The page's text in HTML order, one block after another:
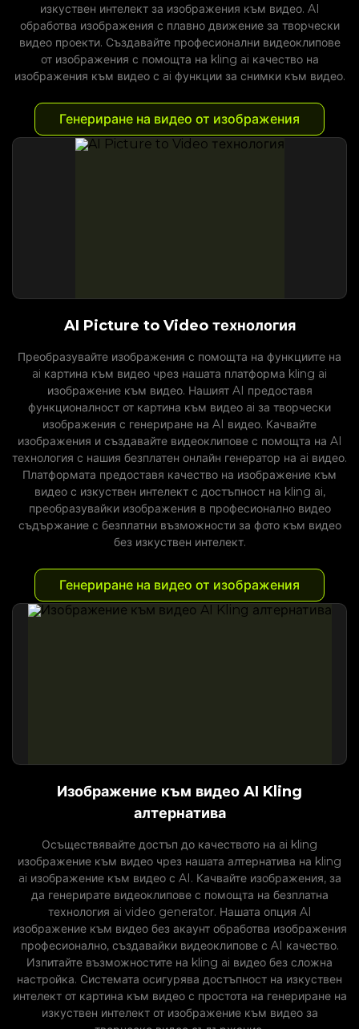
изкуствен интелект за изображения към видео. AI
обработва изображения с плавно движение за творчески
видео проекти. Създавайте професионални видеоклипове
от изображения с помощта на kling ai качество на
изображения към видео с ai функции за снимки към видео.
Генериране на видео от изображения
AI Picture to Video технология
Преобразувайте изображения с помощта на функциите на
ai картина към видео чрез нашата платформа kling ai
изображение към видео. Нашият AI предоставя
функционалност от картина към видео ai за творчески
изображения с генериране на AI видео. Качвайте
изображения и създавайте видеоклипове с помощта на AI
технология с нашия безплатен онлайн генератор на ai видео.
Платформата предоставя качество на изображение към
видео с изкуствен интелект с достъпност на kling ai,
преобразувайки изображения в професионално видео
съдържание с безплатни възможности за фото към видео
без изкуствен интелект.
Генериране на видео от изображения
Изображение към видео AI Kling
алтернатива
Осъществявайте достъп до качеството на ai kling
изображение към видео чрез нашата алтернатива на kling
ai изображение към видео с AI. Качвайте изображения, за
да генерирате видеоклипове с помощта на безплатна
технология ai video generator. Нашата опция AI
изображение към видео без акаунт обработва изображения
професионално, създавайки видеоклипове с AI качество.
Изпитайте възможностите на kling ai видео без сложна
настройка. Системата осигурява достъпност на изкуствен
интелект от картина към видео с простота на генериране на
изкуствен интелект от изображение към видео за